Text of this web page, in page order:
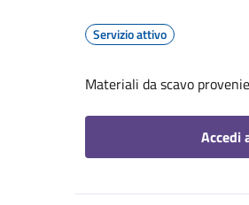
Servizio attivo
Materiali da scavo
Accedi